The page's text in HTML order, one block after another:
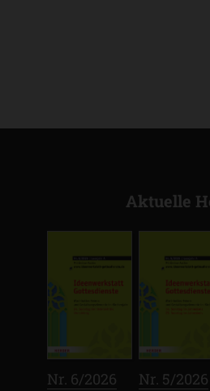
Aktuelle
Nr. 6/2026 Nr. 5/2026